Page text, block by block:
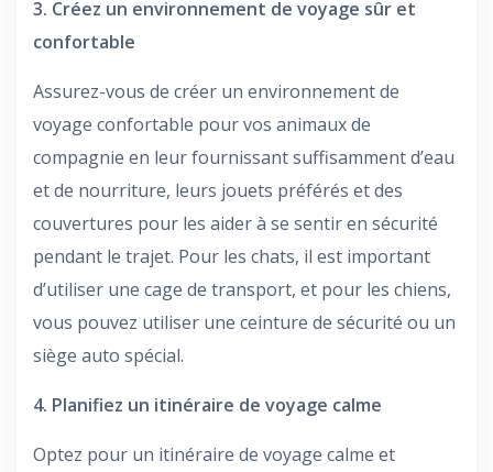
3. Créez un environnement de voyage sûr et
confortable
Assurez-vous de créer un environnement de
voyage confortable pour vos animaux de
compagnie en leur fournissant suffisamment d’eau
et de nourriture, leurs jouets préférés et des
couvertures pour les aider à se sentir en sécurité
pendant le trajet. Pour les chats, il est important
d’utiliser une cage de transport, et pour les chiens,
vous pouvez utiliser une ceinture de sécurité ou un
siège auto spécial.
4. Planifiez un itinéraire de voyage calme
Optez pour un itinéraire de voyage calme et